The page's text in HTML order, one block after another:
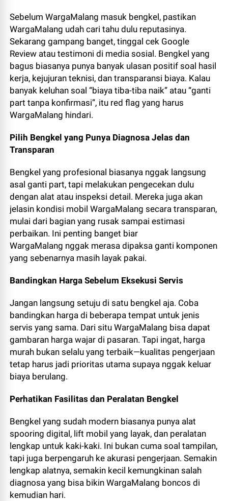
Sebelum WargaMalang masuk bengkel, pastikan
WargaMalang udah cari tahu dulu reputasinya.
Sekarang gampang banget, tinggal cek Google
Review atau testimoni di media sosial. Bengkel yang
bagus biasanya punya banyak ulasan positif soal hasil
kerja, kejujuran teknisi, dan transparansi biaya. Kalau
banyak keluhan soal “biaya tiba-tiba naik” atau “ganti
part tanpa konfirmasi”, itu red flag yang harus
WargaMalang hindari.
Pilih Bengkel yang Punya Diagnosa Jelas dan
Transparan
Bengkel yang profesional biasanya nggak langsung
asal ganti part, tapi melakukan pengecekan dulu
dengan alat atau inspeksi detail. Mereka juga akan
jelasin kondisi mobil WargaMalang secara transparan,
mulai dari bagian yang rusak sampai estimasi
perbaikan. Ini penting banget biar
WargaMalang nggak merasa dipaksa ganti komponen
yang sebenarnya masih layak pakai.
Bandingkan Harga Sebelum Eksekusi Servis
Jangan langsung setuju di satu bengkel aja. Coba
bandingkan harga di beberapa tempat untuk jenis
servis yang sama. Dari situ WargaMalang bisa dapat
gambaran harga wajar di pasaran. Tapi ingat, harga
murah bukan selalu yang terbaik—kualitas pengerjaan
tetap harus jadi prioritas utama supaya nggak keluar
biaya berulang.
Perhatikan Fasilitas dan Peralatan Bengkel
Bengkel yang sudah modern biasanya punya alat
spooring digital, lift mobil yang layak, dan peralatan
lengkap untuk kaki-kaki. Ini bukan cuma soal tampilan,
tapi juga berpengaruh ke akurasi pengerjaan. Semakin
lengkap alatnya, semakin kecil kemungkinan salah
diagnosa yang bisa bikin WargaMalang boncos di
kemudian hari.